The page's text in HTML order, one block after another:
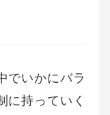
でいかにバラ
に持っていく